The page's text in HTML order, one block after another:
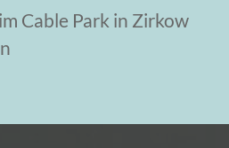
Cable Park in Zirkow